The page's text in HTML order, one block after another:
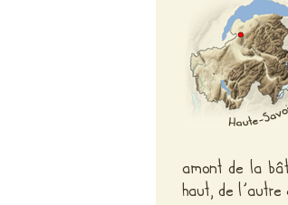
amont de la
haut, de